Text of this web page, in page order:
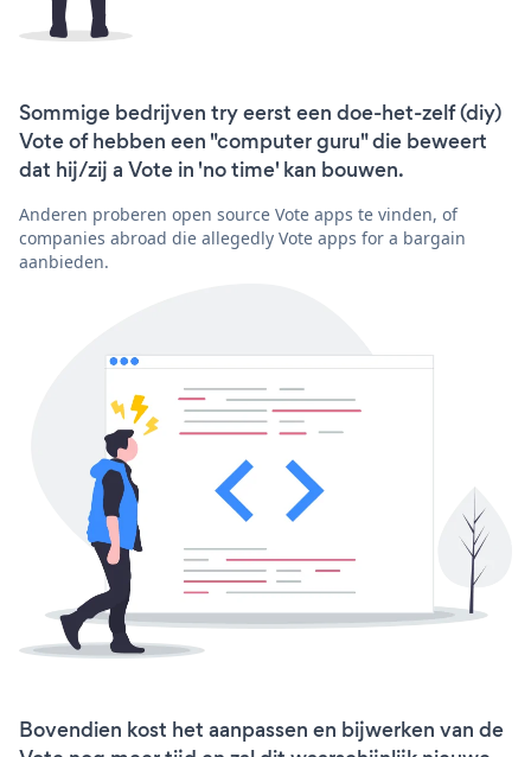
Sommige bedrijven try eerst een doe-het-zelf (diy)
Vote of hebben een "computer guru" die beweert
dat hij/zij a Vote in 'no time' kan bouwen.
Anderen proberen open source Vote apps te vinden, of
companies abroad die allegedly Vote apps for a bargain
aanbieden.
Bovendien kost het aanpassen en bijwerken van de